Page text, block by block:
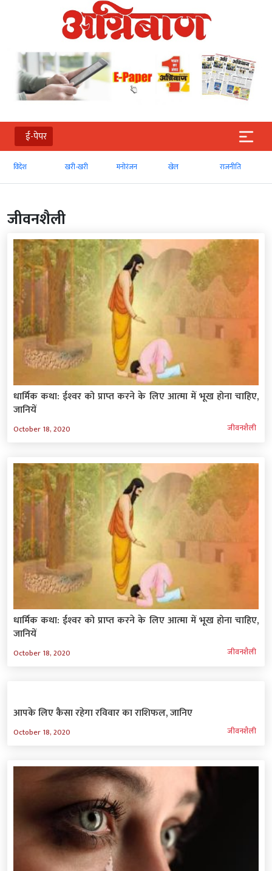
ई-पेपर
खरी-खरी मनोरंजन खेल राजनीति व्‍यापार
जीवनशैली
धार्मिक कथा: ईश्‍वर को प्राप्‍त करने के लिए आत्‍मा में भूख होना चाहिए,
जानियें
October 18, 2020 जीवनशैली
धार्मिक कथा: ईश्‍वर को प्राप्‍त करने के लिए आत्‍मा में भूख होना चाहिए,
जानियें
October 18, 2020 जीवनशैली
आपके लिए कैसा रहेगा रविवार का राशिफल, जानिए
October 18, 2020 जीवनशैली